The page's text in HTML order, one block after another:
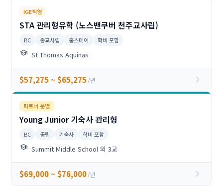
IGE직영
STA 관리형유학 (노스밴쿠버 천주교사립)
BC 종교사립 홈스테이 학비 포함
school St Thomas Aquinas
$57,275 ~ $65,275 /년 chevron_right
파트너 운영
Young Junior 기숙사 관리형
BC 공립 기숙사 학비 포함
school Summit Middle School 외 3교
$69,000 ~ $76,000/년 chevron_right